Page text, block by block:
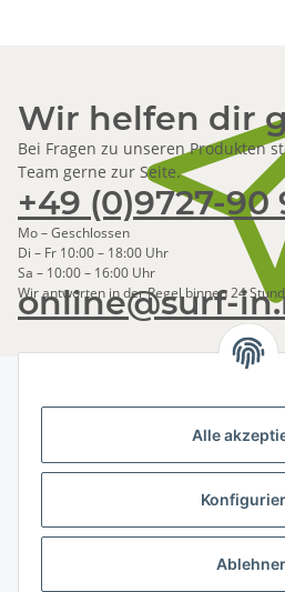
Alle
Wir helfen dir
Bei Fragen zu unseren Produkten
Team gerne zur Seite.
+49 (0)9727-90
Mo – Geschlossen
Di – Fr 10:00 – 18:00 Uhr
Sa – 10:00 – 16:00 Uhr
online@surf-
Wir antworten in der Regel binnen 24
Newsletter
regelmäßig
Informationen zu Ihrem